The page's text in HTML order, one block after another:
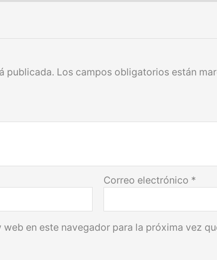
publicada. Los campos obligatorios están
Correo electrónico *
en este navegador para la próxima vez